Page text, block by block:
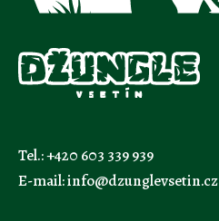
Tel.:+420 603 339 939
E-mail:info@dzunglevsetin.cz